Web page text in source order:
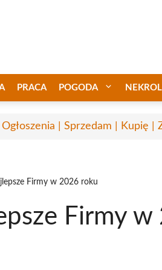
PRACA POGODA
Ogłoszenia | Sprzedam | Kupię |
Firmy w 2026 roku
Firmy w